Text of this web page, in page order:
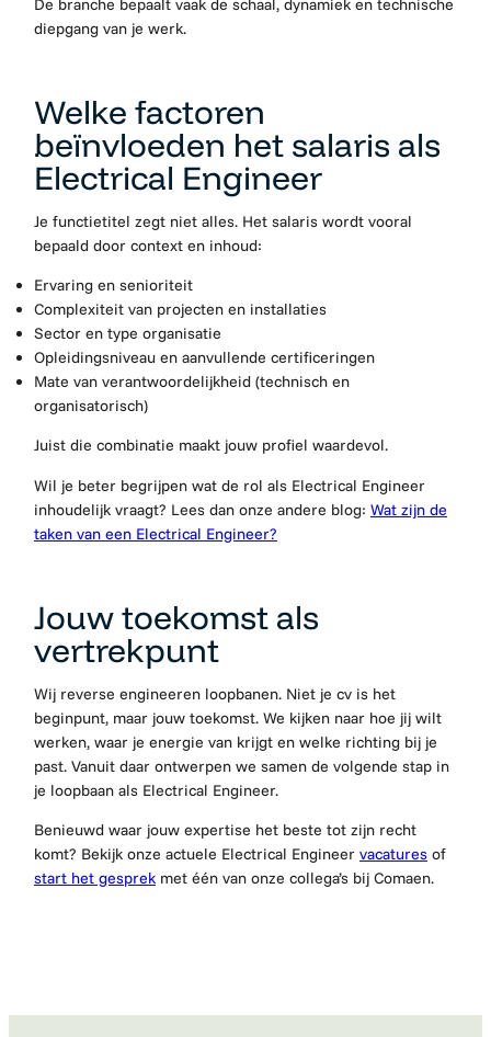
De branche bepaalt vaak de schaal, dynamiek en technische
diepgang van je werk.
Welke factoren
beïnvloeden het salaris als
Electrical Engineer
Je functietitel zegt niet alles. Het salaris wordt vooral
bepaald door context en inhoud:
Ervaring en senioriteit
Complexiteit van projecten en installaties
Sector en type organisatie
Opleidingsniveau en aanvullende certificeringen
Mate van verantwoordelijkheid (technisch en
organisatorisch)
Juist die combinatie maakt jouw profiel waardevol.
Wil je beter begrijpen wat de rol als Electrical Engineer
inhoudelijk vraagt? Lees dan onze andere blog: Wat zijn de
taken van een Electrical Engineer?
Jouw toekomst als
vertrekpunt
Wij reverse engineeren loopbanen. Niet je cv is het
beginpunt, maar jouw toekomst. We kijken naar hoe jij wilt
werken, waar je energie van krijgt en welke richting bij je
past. Vanuit daar ontwerpen we samen de volgende stap in
je loopbaan als Electrical Engineer.
Benieuwd waar jouw expertise het beste tot zijn recht
komt? Bekijk onze actuele Electrical Engineer vacatures of
start het gesprek met één van onze collega’s bij Comaen.